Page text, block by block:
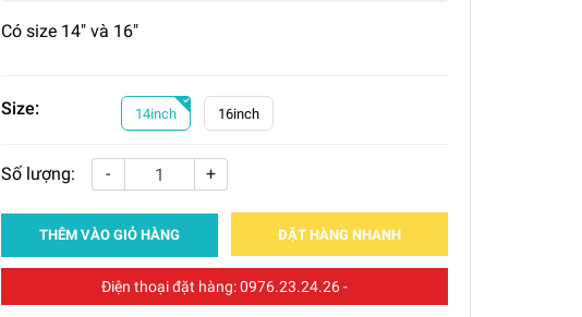
Có size 14" và 16"
Size: 14inch 16inch
Số lượng: - +
THÊM VÀO GIỎ HÀNG ĐẶT HÀNG NHANH
Điện thoại đặt hàng:0976.23.24.26-